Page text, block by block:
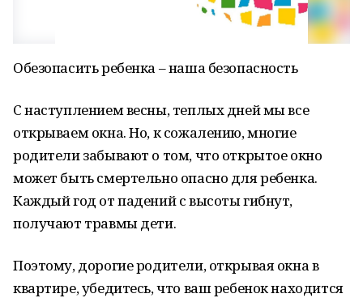
Обезопасить ребенка – наша безопасность
С наступлением весны, теплых дней мы все
открываем окна. Но, к сожалению, многие
родители забывают о том, что открытое окно
может быть смертельно опасно для ребенка.
Каждый год от падений с высоты гибнут,
получают травмы дети.
Поэтому, дорогие родители, открывая окна в
квартире, убедитесь, что ваш ребенок находится